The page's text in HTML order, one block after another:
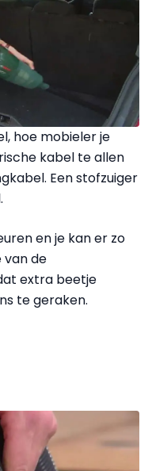
hoe mobieler je
kabel te allen
Een stofzuiger
en je kan er zo
van de
extra beetje
te geraken.